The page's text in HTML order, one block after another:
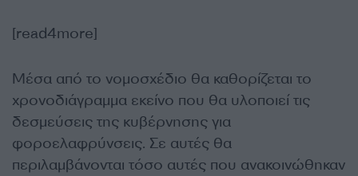
[read4more]
Μέσα από το νομοσχέδιο θα καθορίζεται το
χρονοδιάγραμμα εκείνο που θα υλοποιεί τις
δεσμεύσεις της κυβέρνησης για
φοροελαφρύνσεις. Σε αυτές θα
περιλαμβάνονται τόσο αυτές που ανακοινώθηκαν